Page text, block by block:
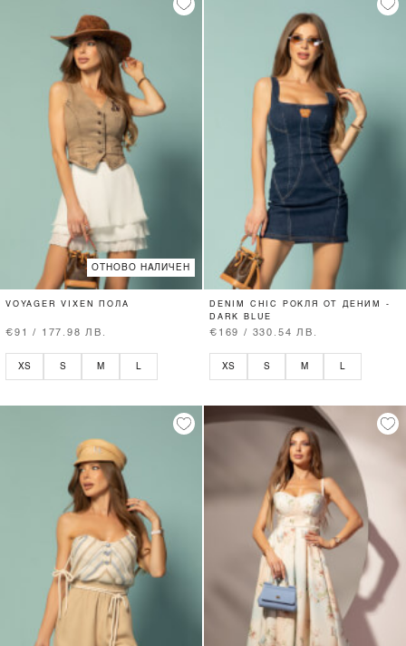
ОТНОВО НАЛИЧЕН
VOYAGER VIXEN ПОЛА
€91 / 177.98 ЛВ.
XS S M L
DENIM CHIC РОКЛЯ ОТ ДЕНИМ -
DARK BLUE
€169 / 330.54 ЛВ.
XS S M L